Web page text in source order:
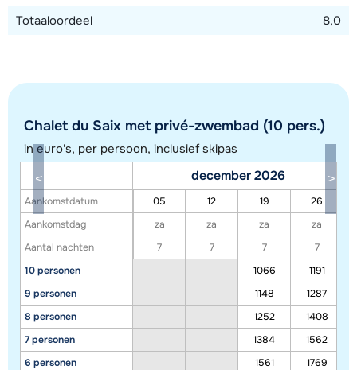
Toon alle accommodaties in dit gebied
Deze kaart geeft een indicatie van de ligging van onze accommodaties. De
exacte locatie kan enigszins afwijken.
Totaaloordeel
8,0
Chalet du Saix met privé-zwembad (10 pers.)
in euro's, per persoon, inclusief skipas
Aankomstdatum
Aankomstdag
Aantal nachten
10 personen
9 personen
8 personen
7 personen
6 personen
december 2026
05 12 19
26
za
za za
za
7
7 7
7
1066
1191
1148
1287
1252
1408
1384
1562
1561
1769